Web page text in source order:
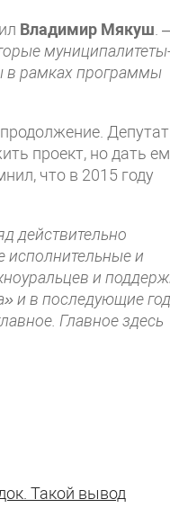
Владимир Мякуш. –
в рамках программы
проект, но дать
что в 2015 году
действительно
исполнительные и
и
и в последующие
Главное здесь
Такой вывод